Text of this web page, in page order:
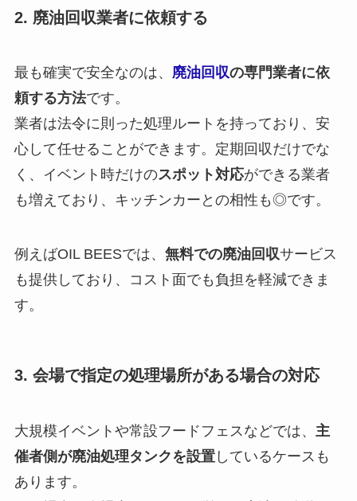
2. 廃油回収業者に依頼する
最も確実で安全なのは、 廃油回収の専門業者に依
頼する方法です。
業者は法令に則った処理ルートを持っており、安
心して任せることができます。定期回収だけでな
く、イベント時だけのスポット対応ができる業者
も増えており、キッチンカーとの相性も◎です。
例えばOIL BEESでは、 無料での廃油回収サービス
も提供しており、コスト面でも負担を軽減できま
す。
3. 会場で指定の処理場所がある場合の対応
大規模イベントや常設フードフェスなどでは、 主
催者側が廃油処理タンクを設置しているケースも
あります。